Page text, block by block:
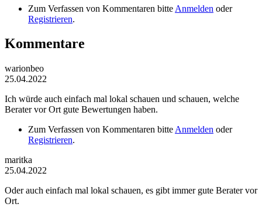
Zum Verfassen von Kommentaren bitte Anmelden oder
Registrieren.
Kommentare
warionbeo
25.04.2022
Ich würde auch einfach mal lokal schauen und schauen, welche
Berater vor Ort gute Bewertungen haben.
Zum Verfassen von Kommentaren bitte Anmelden oder
Registrieren.
maritka
25.04.2022
Oder auch einfach mal lokal schauen, es gibt immer gute Berater vor
Ort.